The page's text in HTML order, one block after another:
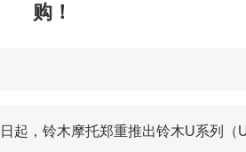
购！
起，铃木摩托郑重推出铃木U系列（